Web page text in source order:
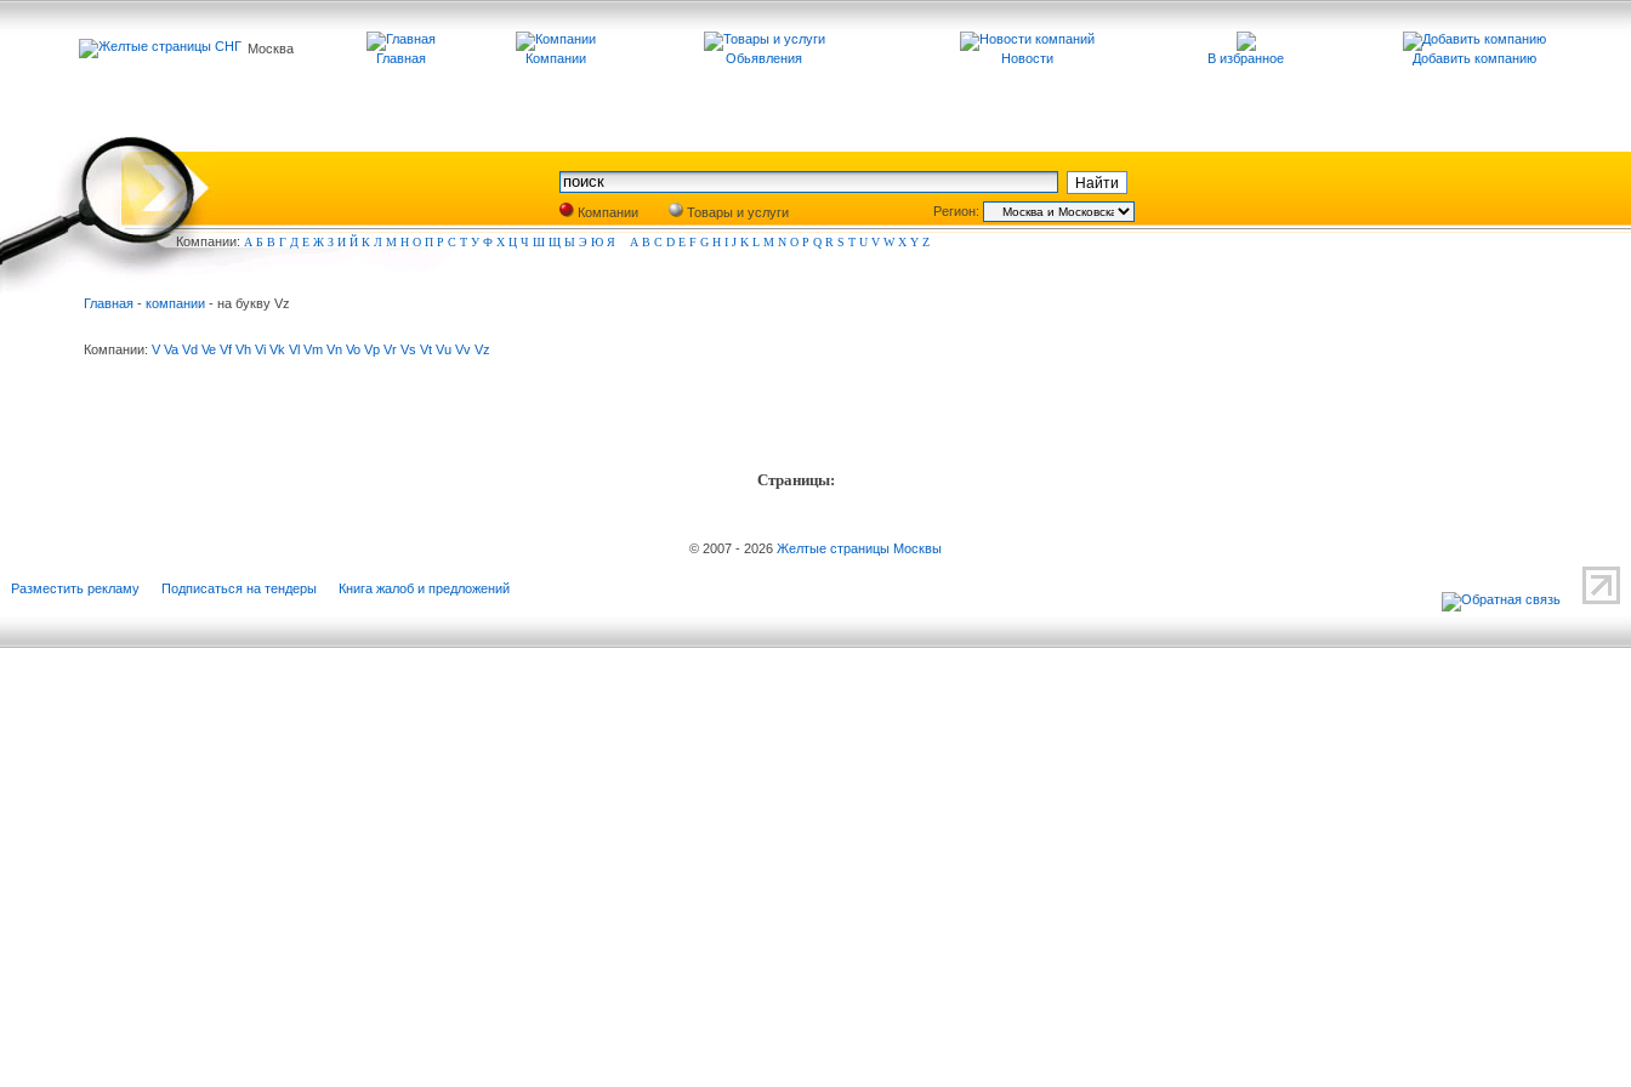
Москва
Главная Компании Обьявления Новости В избранное Добавить компанию
Компании Товары и услуги Регион:
Компании: А Б В Г Д Е Ж З И Й К Л М Н О П Р С Т У Ф Х Ц Ч Ш Щ Ы Э Ю Я A B C D E F G H I J K L M N O P Q R S T U V W X Y Z
Главная- компании- на букву Vz
Компании: V Va Vd Ve Vf Vh Vi Vk Vl Vm Vn Vo Vp Vr Vs Vt Vu Vv Vz
Страницы:
© 2007 - 2026 Желтые страницы Москвы
Разместить рекламу Подписаться на тендеры Книга жалоб и предложений